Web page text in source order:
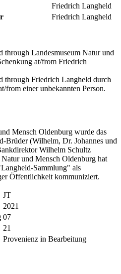
Friedrich Langheld
Friedrich Langheld
through Landesmuseum Natur und
at/from Friedrich
through Friedrich Langheld durch
from einer unbekannten Person.
Mensch Oldenburg wurde das
Brüder (Wilhelm, Dr. Johannes und
Wilhelm Schultz
und Mensch Oldenburg hat
Sammlung" als
Öffentlichkeit kommuniziert.
JT
2021
07
21
Provenienz in Bearbeitung